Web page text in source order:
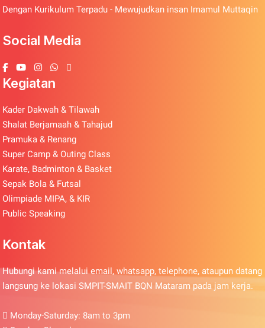
Dengan Kurikulum Terpadu - Mewujudkan insan Imamul Muttaqin
Social Media
Kegiatan
Kader Dakwah & Tilawah
Shalat Berjamaah & Tahajud
Pramuka & Renang
Super Camp & Outing Class
Karate, Badminton & Basket
Sepak Bola & Futsal
Olimpiade MIPA, & KIR
Public Speaking
Kontak
Hubungi kami melalui email, whatsapp, telephone, ataupun datang
langsung ke lokasi SMPIT-SMAIT BQN Mataram pada jam kerja.
Monday-Saturday: 8am to 3pm